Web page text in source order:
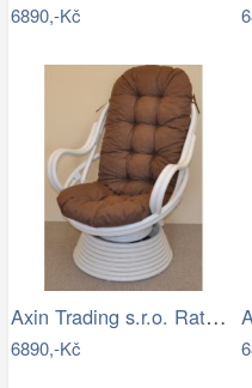
6890,-Kč
Axin Trading s.r.o. Ratanové houpací…
6890,-Kč